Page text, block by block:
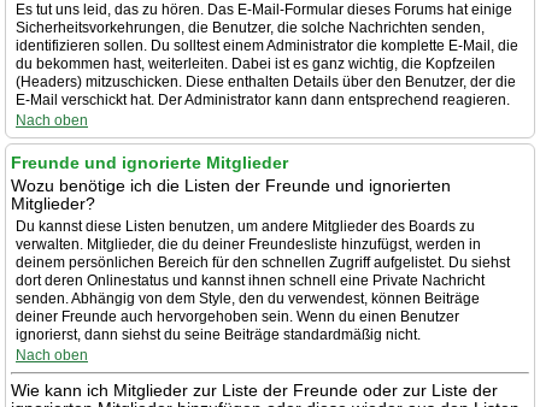
Es tut uns leid, das zu hören. Das E-Mail-Formular dieses Forums hat einige
Sicherheitsvorkehrungen, die Benutzer, die solche Nachrichten senden,
identifizieren sollen. Du solltest einem Administrator die komplette E-Mail, die
du bekommen hast, weiterleiten. Dabei ist es ganz wichtig, die Kopfzeilen
(Headers) mitzuschicken. Diese enthalten Details über den Benutzer, der die
E-Mail verschickt hat. Der Administrator kann dann entsprechend reagieren.
Nach oben
Freunde und ignorierte Mitglieder
Wozu benötige ich die Listen der Freunde und ignorierten
Mitglieder?
Du kannst diese Listen benutzen, um andere Mitglieder des Boards zu
verwalten. Mitglieder, die du deiner Freundesliste hinzufügst, werden in
deinem persönlichen Bereich für den schnellen Zugriff aufgelistet. Du siehst
dort deren Onlinestatus und kannst ihnen schnell eine Private Nachricht
senden. Abhängig von dem Style, den du verwendest, können Beiträge
deiner Freunde auch hervorgehoben sein. Wenn du einen Benutzer
ignorierst, dann siehst du seine Beiträge standardmäßig nicht.
Nach oben
Wie kann ich Mitglieder zur Liste der Freunde oder zur Liste der